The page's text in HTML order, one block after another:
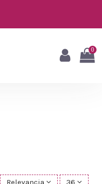
0
Relevancia 36